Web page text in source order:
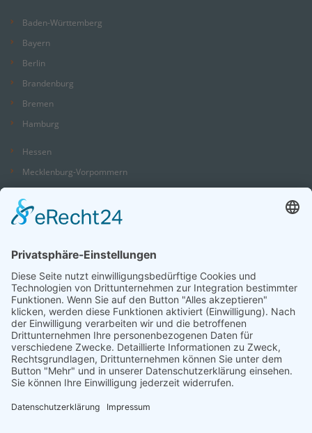
Baden-Württemberg
Bayern
Berlin
Brandenburg
Bremen
Hamburg
Hessen
Mecklenburg-Vorpommern
Nordrhein-Westfalen
Saarland
Sachsen
Sachsen-Anhalt
Schleswig-Holstein
Thüringen